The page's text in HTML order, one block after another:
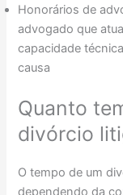
Honorários de
advogado que
capacidade
causa
Quanto
divórcio
O tempo de um
dependendo da